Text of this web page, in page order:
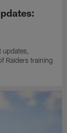
updates,
Raiders training